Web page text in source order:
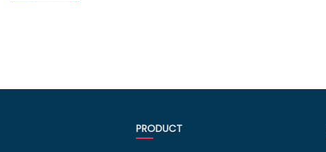
PRODUCT